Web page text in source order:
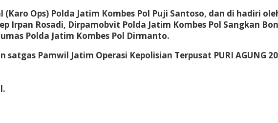
(Karo Ops) Polda Jatim Kombes Pol Puji Santoso, dan di hadiri
Irpan Rosadi, Dirpamobvit Polda Jatim Kombes Pol Sangkan
Polda Jatim Kombes Pol Dirmanto.
satgas Pamwil Jatim Operasi Kepolisian Terpusat PURI AGUNG